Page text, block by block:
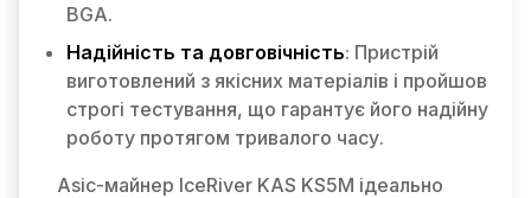
BGA.
Надійність та довговічність: Пристрій
виготовлений з якісних матеріалів і пройшов
строгі тестування, що гарантує його надійну
роботу протягом тривалого часу.
Asic-майнер IceRiver KAS KS5M ідеально